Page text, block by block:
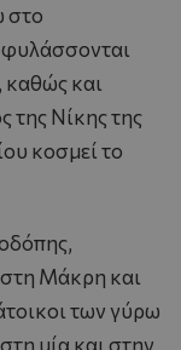
στο
φυλάσσονται
καθώς και
της Νίκης της
κοσμεί το
Mάκρη και
των γύρω
μία και στην